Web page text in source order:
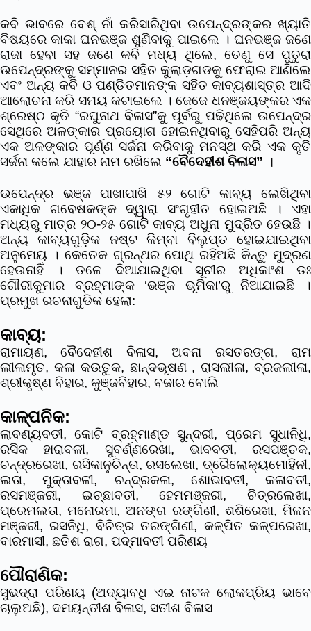
କବି ଭାବରେ ବେଶ୍ ନାଁ କରିସାରିଥିବା ଉପେନ୍ଦ୍ରଙ୍କର ଖ୍ୟାତି
ବିଷୟରେ କାକା ଘନଭଞ୍ଜ ଶୁଣିବାକୁ ପାଇଲେ । ଘନଭଞ୍ଜ ଜଣେ
ରାଜା ହେବା ସହ ଜଣେ କବି ମଧ୍ୟ ଥିଲେ, ତେଣୁ ସେ ପୁତୁରା
ଉପେନ୍ଦ୍ରଙ୍କୁ ସମ୍ମାନର ସହିତ କୁଲାଡ଼ଗଡକୁ ଫେରାଇ ଆଣିଲେ
ଏବଂ ଅନ୍ୟ କବି ଓ ପଣ୍ଡିତମାନଙ୍କ ସହିତ କାବ୍ୟଶାସ୍ତ୍ର ଆଦି
ଆଲୋଚନା କରି ସମୟ କଟାଇଲେ । ଜେଜେ ଧନଞ୍ଜୟଙ୍କର ଏକ
ଶ୍ରେଷ୍ଠ କୃତି “ରଘୁନାଥ ବିଳାସ”କୁ ପୂର୍ବରୁ ପଢିଥିଲେ ଉପେନ୍ଦ୍ର
ସେଥିରେ ଅଳଙ୍କାର ପ୍ରୟୋଗ ହୋଇନଥିବାରୁ ସେହିପରି ଅନ୍ୟ
ଏକ ଅଳଙ୍କାର ପୂର୍ଣ୍ଣ ସର୍ଜନା କରିବାକୁ ମନସ୍ଥ କରି ଏକ କୃତି
ସର୍ଜନା କଲେ ଯାହାର ନାମ ରଖିଲେ “ବୈଦେହୀଶ ବିଳାସ” ।
ଉପେନ୍ଦ୍ର ଭଞ୍ଜ ପାଖାପାଖି ୫୨ ଗୋଟି କାବ୍ୟ ଲେଖିଥିବା
ଏକାଧିକ ଗବେଷକଙ୍କ ଦ୍ୱାରା ସଂଗୃହୀତ ହୋଇଅଛି । ଏହା
ମଧ୍ୟରୁ ମାତ୍ର ୨୦-୨୫ ଗୋଟି କାବ୍ୟ ଅଧୁନା ମୁଦ୍ରିତ ହେଉଛି ।
ଅନ୍ୟ କାବ୍ୟଗୁଡ଼ିକ ନଷ୍ଟ କିମ୍ବା ବିଲୁପ୍ତ ହୋଇଯାଇଥିବା
ଅନୁମେୟ । କେତେକ ଗ୍ରନ୍ଥର ପୋଥି ରହିଅଛି କିନ୍ତୁ ମୁଦ୍ରଣ
ହେଉନାହିଁ । ତଳେ ଦିଆଯାଇଥିବା ସୂଚୀର ଅଧିକାଂଶ ଡଃ
ଗୌରୀକୁମାର ବ୍ରହ୍ମାଙ୍କ ‘ଭଞ୍ଜ ଭୂମିକା’ରୁ ନିଆଯାଇଛି ।
ପ୍ରମୁଖ ରଚନାଗୁଡିକ ହେଲା:
କାବ୍ୟ:
ରାମାୟଣ, ବୈଦେହୀଶ ବିଳାସ, ଅବନା ରସତରଙ୍ଗ, ରାମ
ଲୀଳାମୃତ, କଳା କଉତୁକ, ଛାନ୍ଦଭୂଷଣ , ରାସଲୀଳା, ବ୍ରଜଲୀଳା,
ଶ୍ରୀକୃଷ୍ଣ ବିହାର, କୁଞ୍ଜବିହାର, ବଜାର ବୋଲି
କାଳ୍ପନିକ:
ଲାବଣ୍ୟବତୀ, କୋଟି ବ୍ରହ୍ମାଣ୍ଡ ସୁନ୍ଦରୀ, ପ୍ରେମ ସୁଧାନିଧି,
ରସିକ ହାରାବଳୀ, ସୁବର୍ଣ୍ଣରେଖା, ଭାବବତୀ, ରସପଞ୍ଚକ,
ଚନ୍ଦ୍ରରେଖା, ରସିକାନୁଚିନ୍ତା, ରସଲେଖା, ତ୍ରୈଲୋକ୍ୟମୋହିନୀ,
ଲତା, ମୁକ୍ତାବଳୀ, ଚନ୍ଦ୍ରକଳା, ଶୋଭାବତୀ, କଳାବତୀ,
ରସମଞ୍ଜରୀ, ଇଚ୍ଛାବତୀ, ହେମମଞ୍ଜରୀ, ଚିତ୍ରଲେଖା,
ପ୍ରେମଲତା, ମନୋରମା, ଅନଙ୍ଗ ରଙ୍ଗିଣୀ, ଶଶିରେଖା, ମିଳନ
ମଞ୍ଜରୀ, ରସନିଧି, ବିଚିତ୍ର ତରଙ୍ଗିଣୀ, କଳ୍ପିତ କଳ୍ପରେଖା,
ବାରମାସୀ, ଛତିଶ ରାଗ, ପଦ୍ମାବତୀ ପରିଣୟ
ପୌରାଣିକ:
ସୁଭଦ୍ରା ପରିଣୟ (ଅଦ୍ୟାବଧି ଏଇ ନାଟକ ଲୋକପ୍ରିୟ ଭାବେ
ଚାଲୁଅଛି), ଦମୟନ୍ତୀଶ ବିଳାସ, ସତୀଶ ବିଳାସ